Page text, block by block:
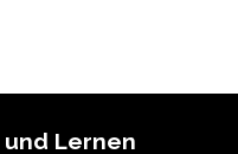
Lernen